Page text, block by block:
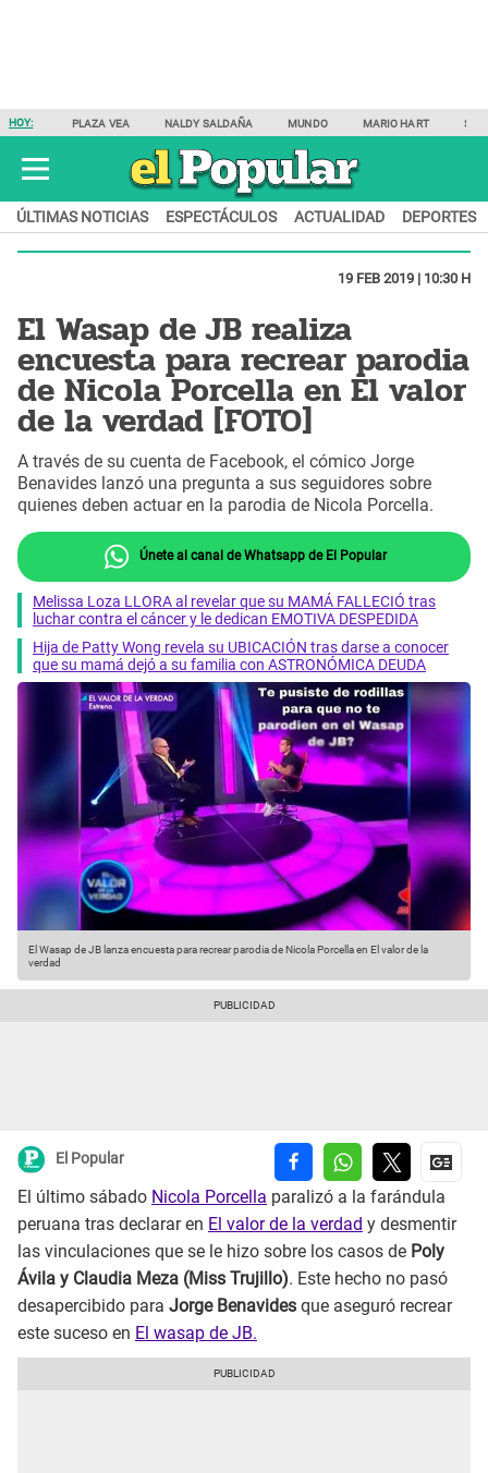
HOY: PLAZA VEA NALDY SALDAÑA MUNDO MARIO HART
ÚLTIMAS NOTICIAS ESPECTÁCULOS ACTUALIDAD DEPORTES
19 FEB 2019 | 10:30 H
El Wasap de JB realiza
encuesta para recrear parodia
de Nicola Porcella en El valor
de la verdad [FOTO]
A través de su cuenta de Facebook, el cómico Jorge
Benavides lanzó una pregunta a sus seguidores sobre
quienes deben actuar en la parodia de Nicola Porcella.
Únete al canal de Whatsapp de El Popular
Melissa Loza LLORA al revelar que su MAMÁ FALLECIÓ tras
luchar contra el cáncer y le dedican EMOTIVA DESPEDIDA
Hija de Patty Wong revela su UBICACIÓN tras darse a conocer
que su mamá dejó a su familia con ASTRONÓMICA DEUDA
El Wasap de JB lanza encuesta para recrear parodia de Nicola Porcella en El valor de la
verdad
El Popular
El último sábado Nicola Porcella paralizó a la farándula
peruana tras declarar en El valor de la verdad y desmentir
las vinculaciones que se le hizo sobre los casos de Poly
Ávila y Claudia Meza (Miss Trujillo). Este hecho no pasó
desapercibido para Jorge Benavides que aseguró recrear
este suceso en El wasap de JB.